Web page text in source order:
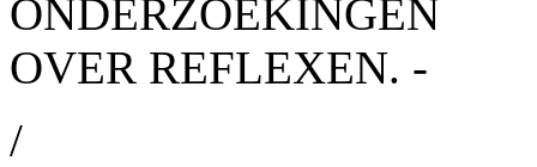
ONDERZOEKINGEN
OVER REFLEXEN. -
/